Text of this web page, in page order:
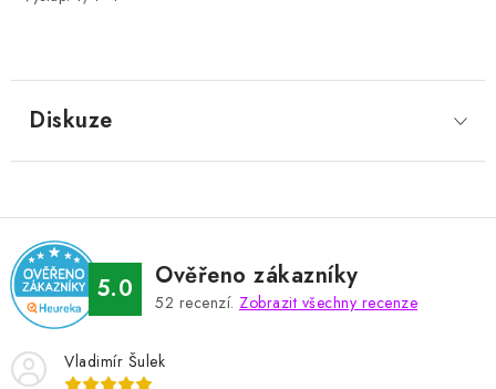
Diskuze
5.0 Ověřeno zákazníky
52 recenzí. Zobrazit všechny recenze
Vladimír Šulek